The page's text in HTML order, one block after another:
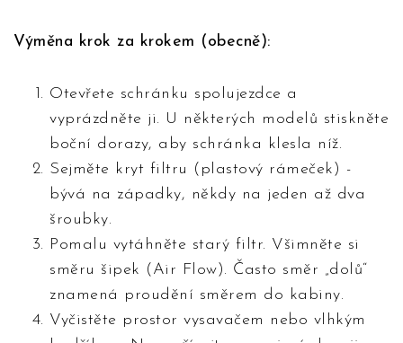
Výměna krok za krokem (obecně):
Otevřete schránku spolujezdce a
vyprázdněte ji. U některých modelů stiskněte
boční dorazy, aby schránka klesla níž.
Sejměte kryt filtru (plastový rámeček) -
bývá na západky, někdy na jeden až dva
šroubky.
Pomalu vytáhněte starý filtr. Všimněte si
směru šipek (Air Flow). Často směr „dolů“
znamená proudění směrem do kabiny.
Vyčistěte prostor vysavačem nebo vlhkým